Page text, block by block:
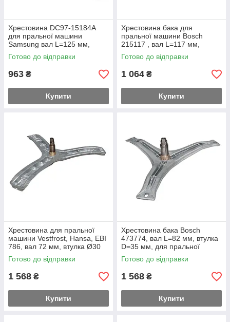
Хрестовина DC97-15184A
для пральної машини
Samsung вал L=125 мм,
втулка Ø35 мм
Готово до відправки
963 ₴
Купити
Хрестовина бака для
пральної машини Bosch
215117 , вал L=117 мм,
втулка Ø28 мм
Готово до відправки
1 064 ₴
Купити
Хрестовина для пральної
машини Vestfrost, Hansa, EBI
786, вал 72 мм, втулка Ø30
мм
Готово до відправки
1 568 ₴
Купити
Хрестовина бака Bosch
473774, вал L=82 мм, втулка
D=35 мм, для пральної
машини COD.784
Готово до відправки
1 568 ₴
Купити